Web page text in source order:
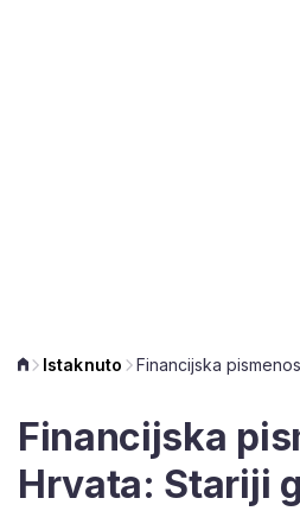
Istaknuto
Financijska
Hrvata: Stariji